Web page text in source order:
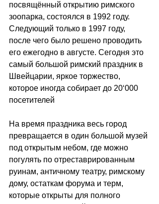
посвящённый открытию римского
зоопарка, состоялся в 1992 году.
Следующий только в 1997 году,
после чего было решено проводить
его ежегодно в августе. Сегодня это
самый большой римский праздник в
Швейцарии, яркое торжество,
которое иногда собирает до 20‘000
посетителей
На время праздника весь город
превращается в один большой музей
под открытым небом, где можно
погулять по отреставрированным
руинам, античному театру, римскому
дому, остаткам форума и терм,
которые открыты для полного